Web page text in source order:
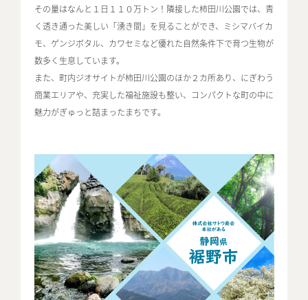
その量はなんと１日１１０万トン！隣接した柿田川公園では、青
く透き通った美しい「湧き間」を見ることができ、ミシマバイカ
モ、ゲンジボタル、カワセミなど優れた自然条件下で育つ生物が
数多く生息しています。
また、町内ジオサイトが柿田川公園のほか２カ所あり、にぎわう
商業エリアや、充実した福祉施設も整い、コンパクトな町の中に
魅力がぎゅっと詰まったまちです。